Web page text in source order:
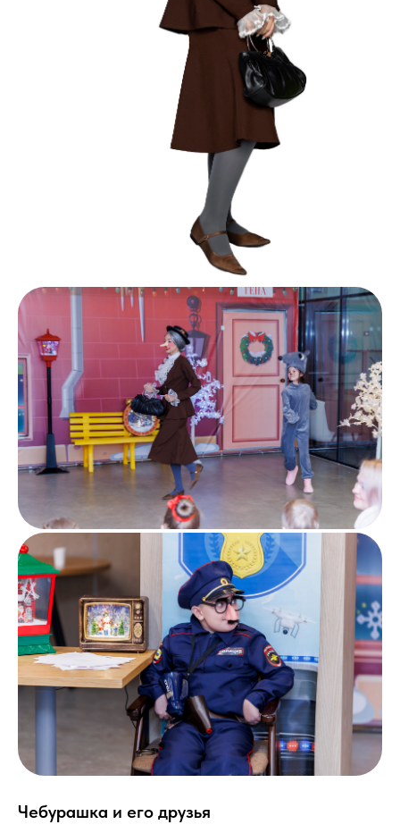
Чебурашка и его друзья